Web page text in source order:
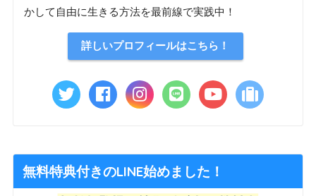
かして自由に生きる方法を最前線で実践中！
詳しいプロフィールはこちら！
無料特典付きのLINE始めました！